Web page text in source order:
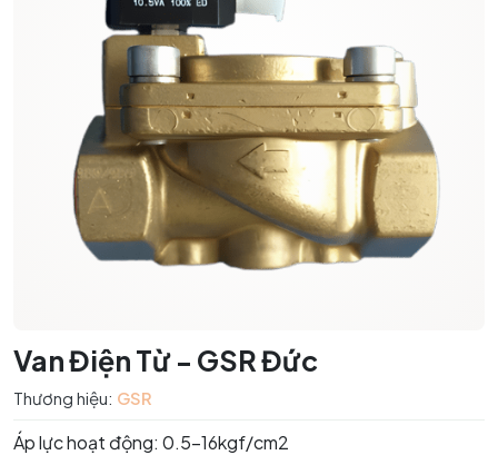
Van Điện Từ - GSR Đức
Thương hiệu: GSR
Áp lực hoạt động: 0.5-16kgf/cm2